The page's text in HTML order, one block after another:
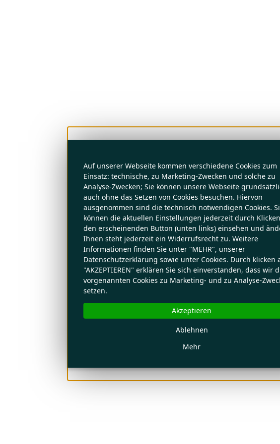
Auf unserer Webseite kommen verschiedene Cookies zum
Einsatz: technische, zu Marketing-Zwecken und solche zu
Analyse-Zwecken; Sie können unsere Webseite
auch ohne das Setzen von Cookies besuchen. Hiervon
ausgenommen sind die technisch notwendigen Cookies.
können die aktuellen Einstellungen jederzeit durch
den erscheinenden Button (unten links) einsehen und
Ihnen steht jederzeit ein Widerrufsrecht zu. Weitere
Informationen finden Sie unter "MEHR", unserer
Datenschutzerklärung sowie unter Cookies. Durch klicken
"AKZEPTIEREN" erklären Sie sich einverstanden, dass wir
vorgenannten Cookies zu Marketing- und zu Analyse-
setzen.
Mehr
Ablehnen
Akzeptieren